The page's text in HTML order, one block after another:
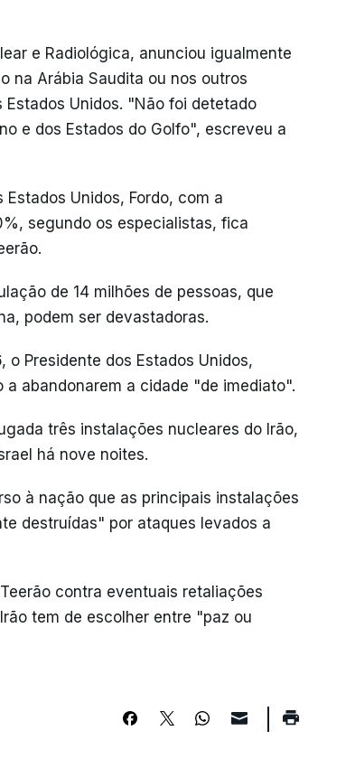
e Radiológica, anunciou igualmente
na Arábia Saudita ou nos outros
Unidos. "Não foi detetado
e dos Estados do Golfo", escreveu a
Unidos, Fordo, com a
segundo os especialistas, fica
de 14 milhões de pessoas, que
podem ser devastadoras.
o Presidente dos Estados Unidos,
a abandonarem a cidade "de imediato".
três instalações nucleares do Irão,
há nove noites.
à nação que as principais instalações
destruídas" por ataques levados a
contra eventuais retaliações
tem de escolher entre "paz ou